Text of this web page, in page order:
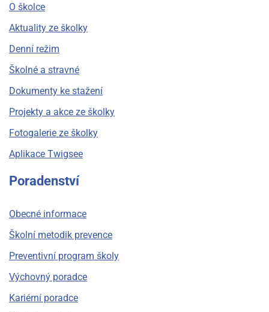
O školce
Aktuality ze školky
Denní režim
Školné a stravné
Dokumenty ke stažení
Projekty a akce ze školky
Fotogalerie ze školky
Aplikace Twigsee
Poradenství
Obecné informace
Školní metodik prevence
Preventivní program školy
Výchovný poradce
Kariérní poradce